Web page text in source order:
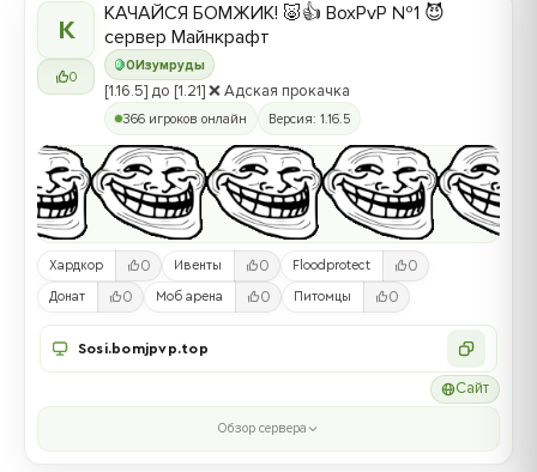
К
0
0Изумруды
КАЧАЙСЯ БОМЖИК! 🐷👍 BoxPvP №1 😈
сервер Майнкрафт
[1.16.5] до [1.21] ❌ Адская прокачка
366 игроков онлайн Версия: 1.16.5
Хардкор 0 Ивенты 0 Floodprotect 0
Донат 0 Моб арена 0 Питомцы 0
Sosi.bomjpvp.top
Сайт
Обзор сервера